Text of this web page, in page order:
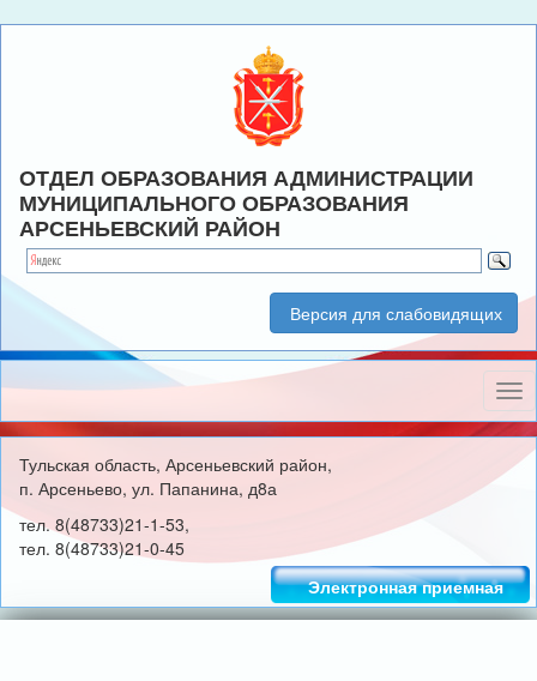
ОТДЕЛ ОБРАЗОВАНИЯ АДМИНИСТРАЦИИ
МУНИЦИПАЛЬНОГО ОБРАЗОВАНИЯ
АРСЕНЬЕВСКИЙ РАЙОН
Версия для слабовидящих
Тульская область, Арсеньевский район,
п. Арсеньево, ул. Папанина, д8а
тел. 8(48733)21-1-53,
тел. 8(48733)21-0-45
Электронная приемная